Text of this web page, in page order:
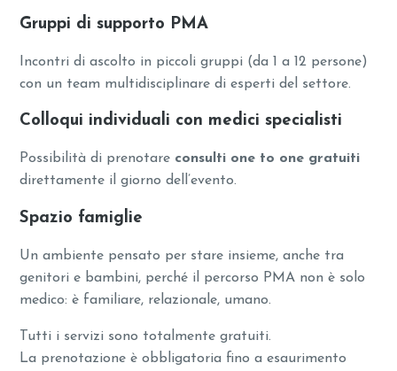
Gruppi di supporto PMA
Incontri di ascolto in piccoli gruppi (da 1 a 12 persone)
con un team multidisciplinare di esperti del settore.
Colloqui individuali con medici specialisti
Possibilità di prenotare consulti one to one gratuiti
direttamente il giorno dell’evento.
Spazio famiglie
Un ambiente pensato per stare insieme, anche tra
genitori e bambini, perché il percorso PMA non è solo
medico: è familiare, relazionale, umano.
Tutti i servizi sono totalmente gratuiti.
La prenotazione è obbligatoria fino a esaurimento